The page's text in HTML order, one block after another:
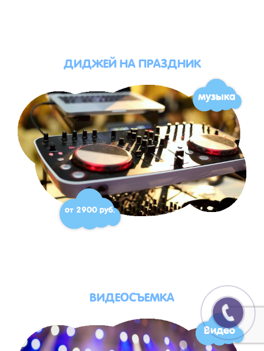
ДИДЖЕЙ НА ПРАЗДНИК
музыка
от 2900 руб.
ВИДЕОСЪЕМКА
Видео